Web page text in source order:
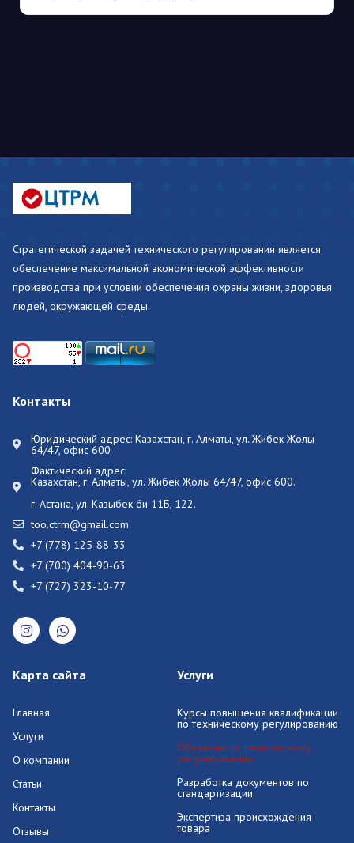
Стратегической задачей технического регулирования является
обеспечение максимальной экономической эффективности
производства при условии обеспечения охраны жизни, здоровья
людей, окружающей среды.
Контакты
Юридический адрес: Казахстан, г. Алматы, ул. Жибек Жолы
64/47, офис 600
Фактический адрес:
Казахстан, г. Алматы, ул. Жибек Жолы 64/47, офис 600.
г. Астана, ул. Казыбек би 11Б, 122.
too.ctrm@gmail.com
+7 (778) 125-88-33
+7 (700) 404-90-63
+7 (727) 323-10-77
Карта сайта
Главная
Услуги
О компании
Статьи
Контакты
Отзывы
Услуги
Курсы повышения квалификации
по техническому регулированию
Обучение по техническому
регулированию
Разработка документов по
стандартизации
Экспертиза происхождения
товара